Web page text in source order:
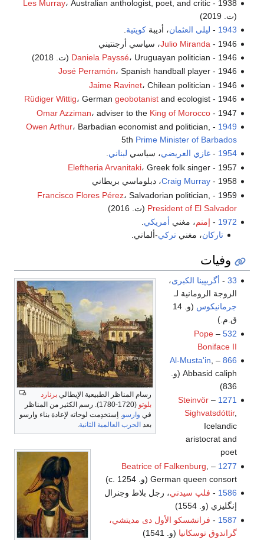
1938 -
Les Murray، Australian anthologist, poet, and critic
(ت. 2019)
1943
- ليلى العثمان، أديبةكويتية.
1946 -
Julio Miranda، سياسي أرجنتيني
1946 -
Daniela Payssé، Uruguayan politician (ت. 2018)
1946 -
José Perramón، Spanish handball player
1946 -
Jaime Ravinet، Chilean politician
1946 -
Rüdiger Wittig، German geobotanistand ecologist
1947 -
Omar Azziman، adviser to the King of Morocco
1949
-
Owen Arthur، Barbadian economist and politician,
5th Prime Minister of Barbados
1954
-غازي العريضي، سياسي لبناني.
1957 -
Eleftheria Arvanitaki، Greek folk singer
1958 -
Craig Murray، دبلوماسي بريطاني
1959 -
Francisco Flores Pérez، Salvadorian politician,
President of El Salvador (ت. 2016)
1972
- إمنم، مغني أمريكي
تاركان، مغني تركي-ألماني.
وفيات
رسام المناظر الطبيعية الإيطالي برنارد
بلوتو
(1720-1780). رسم الكثير من المناظر
في وارسو. اِستخدِمت لوحاته لإعادة بناء وارسو
بعد الحرب العالمية الثانية.
33
- أگريپينا الكبرى،
الزوجة الرومانية لـ
جرمانيكوس
(و. 14
ق.م.)
532
–
Pope
Boniface II
866
–
Al-Musta'in
Abbasid caliph (و.
836)
1271
–
Steinvör
Sighvatsdóttir,
Icelandic
aristocrat and
poet
1277
–
Beatrice of Falkenburg
German queen consort (و. c. 1254)
1586
- فلپ سيدني، رجل بلاط وجنرال
إنگليزي (و. 1554)
1587
- فرانشسكو الأول دى مديتشي،
گراندوق توسكانيا (و. 1541)